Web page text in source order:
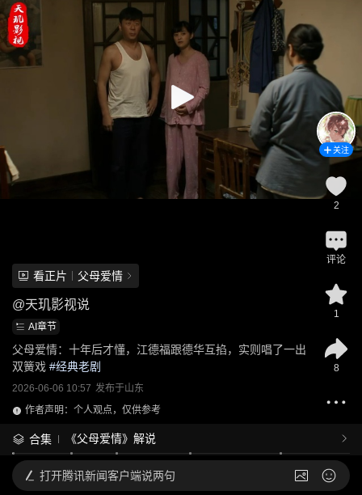
看正片 父母爱情
@天玑影视说
AI章节
父母爱情：十年后才懂，江德福跟德华互掐，实则唱了一出
双簧戏 #经典老剧
2026-06-06 10:57 发布于山东
作者声明：个人观点，仅供参考
合集 《父母爱情》解说
关注
2
评论
1
8
打开腾讯新闻客户端说两句